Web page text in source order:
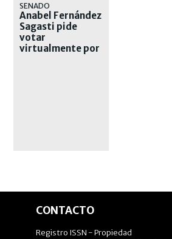
SENADO
Anabel Fernández
Sagasti pide
votar
virtualmente por
CONTACTO
Registro ISSN - Propiedad